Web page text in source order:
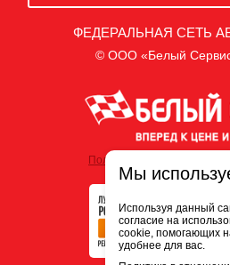
ФЕДЕРАЛЬНАЯ СЕТЬ
© ООО «Белый
Политика обработки
Мы
Используя данный
согласие на
cookie, помогающих
удобнее для вас.